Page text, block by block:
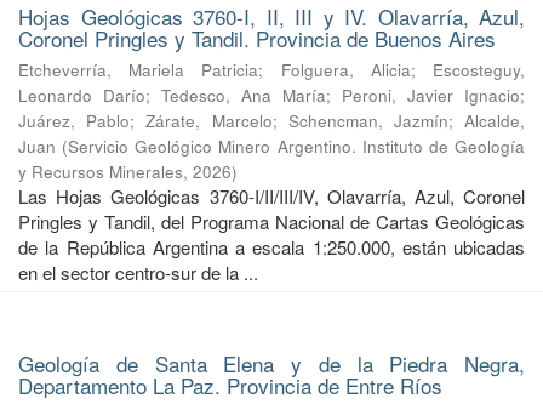
Hojas Geológicas 3760-I, II, III y IV. Olavarría, Azul,
Coronel Pringles y Tandil. Provincia de Buenos Aires
Etcheverría, Mariela Patricia; Folguera, Alicia; Escosteguy,
Leonardo Darío; Tedesco, Ana María; Peroni, Javier Ignacio;
Juárez, Pablo;Zárate, Marcelo; Schencman, Jazmín;Alcalde,
Juan (Servicio Geológico Minero Argentino. Instituto de Geología
y Recursos Minerales, 2026)
Las Hojas Geológicas 3760-I/II/III/IV, Olavarría, Azul, Coronel
Pringles y Tandil, del Programa Nacional de Cartas Geológicas
de la República Argentina a escala 1:250.000, están ubicadas
en el sector centro-sur de la ...
Geología de Santa Elena y de la Piedra Negra,
Departamento La Paz. Provincia de Entre Ríos